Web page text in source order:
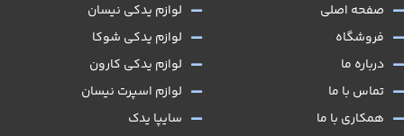
صفحه اصلی
فروشگاه
درباره ما
تماس با ما
همکاری با ما
لوازم یدکی نیسان
لوازم یدکی شوکا
لوازم یدکی کارون
لوازم اسپرت نیسان
سایپا یدک